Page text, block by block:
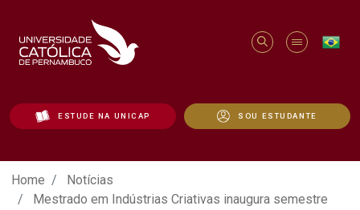
ESTUDE NA UNICAP SOU ESTUDANTE
Mestrado em Indústrias Criativas
Home
Notícias
Mestrado em Indústrias Criativas inaugura semestre